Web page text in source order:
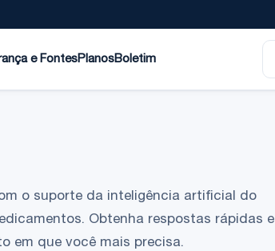
e FontesPlanosBoletim
o suporte da inteligência artificial do
Obtenha respostas rápidas e
em que você mais precisa.